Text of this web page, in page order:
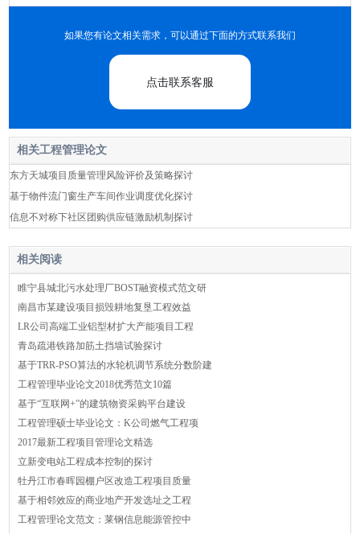
如果您有论文相关需求，可以通过下面的方式联系我们
点击联系客服
相关工程管理论文
东方天城项目质量管理风险评价及策略探讨
基于物件流门窗生产车间作业调度优化探讨
信息不对称下社区团购供应链激励机制探讨
相关阅读
睢宁县城北污水处理厂BOST融资模式范文研
南昌市某建设项目损毁耕地复垦工程效益
LR公司高端工业铝型材扩大产能项目工程
青岛疏港铁路加筋土挡墙试验探讨
基于TRR-PSO算法的水轮机调节系统分数阶建
工程管理毕业论文2018优秀范文10篇
基于“互联网+”的建筑物资采购平台建设
工程管理硕士毕业论文：K公司燃气工程项
2017最新工程项目管理论文精选
立新变电站工程成本控制的探讨
牡丹江市春晖园棚户区改造工程项目质量
基于相邻效应的商业地产开发选址之工程
工程管理论文范文：莱钢信息能源管控中